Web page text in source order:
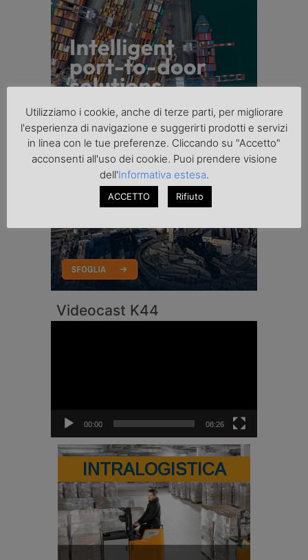
Videocast K44
00:00 08:26
INTRALOGISTICA
Utilizziamo i cookie, anche di terze parti, per migliorare
l'esperienza di navigazione e suggerirti prodotti e servizi
in linea con le tue preferenze. Cliccando su "Accetto"
acconsenti all'uso dei cookie. Puoi prendere visione
dell'Informativa estesa.
ACCETTO Rifiuto